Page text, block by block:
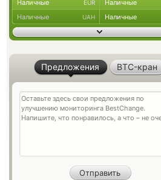
Наличные EUR Наличные
Наличные UAH Наличные
Предложения BTC-кран